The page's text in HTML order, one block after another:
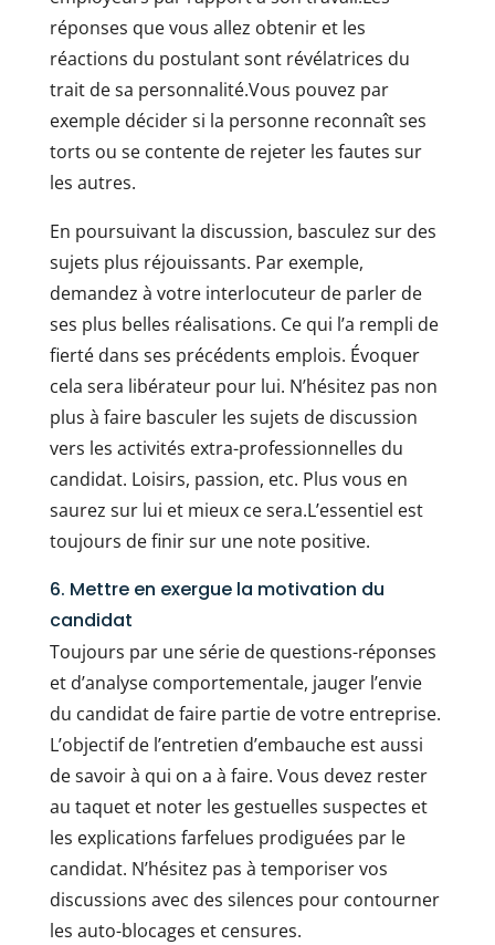
réponses que vous allez obtenir et les
réactions du postulant sont révélatrices du
trait de sa personnalité.Vous pouvez par
exemple décider si la personne reconnaît ses
torts ou se contente de rejeter les fautes sur
les autres.
En poursuivant la discussion, basculez sur des
sujets plus réjouissants. Par exemple,
demandez à votre interlocuteur de parler de
ses plus belles réalisations. Ce qui l’a rempli de
fierté dans ses précédents emplois. Évoquer
cela sera libérateur pour lui. N’hésitez pas non
plus à faire basculer les sujets de discussion
vers les activités extra-professionnelles du
candidat. Loisirs, passion, etc. Plus vous en
saurez sur lui et mieux ce sera.L’essentiel est
toujours de finir sur une note positive.
6. Mettre en exergue la motivation du
candidat
Toujours par une série de questions-réponses
et d’analyse comportementale, jauger l’envie
du candidat de faire partie de votre entreprise.
L’objectif de l’entretien d’embauche est aussi
de savoir à qui on a à faire. Vous devez rester
au taquet et noter les gestuelles suspectes et
les explications farfelues prodiguées par le
candidat. N’hésitez pas à temporiser vos
discussions avec des silences pour contourner
les auto-blocages et censures.